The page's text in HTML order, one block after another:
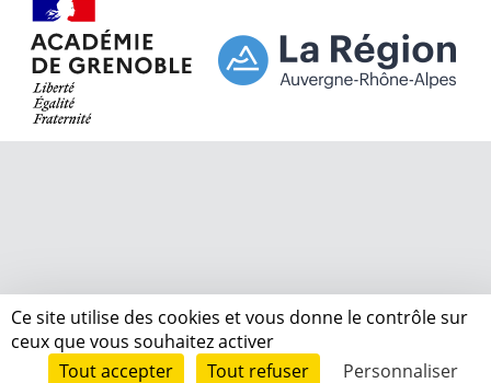
Ce site utilise des cookies et vous donne le contrôle sur
ceux que vous souhaitez activer
Tout accepter
Tout refuser Personnaliser